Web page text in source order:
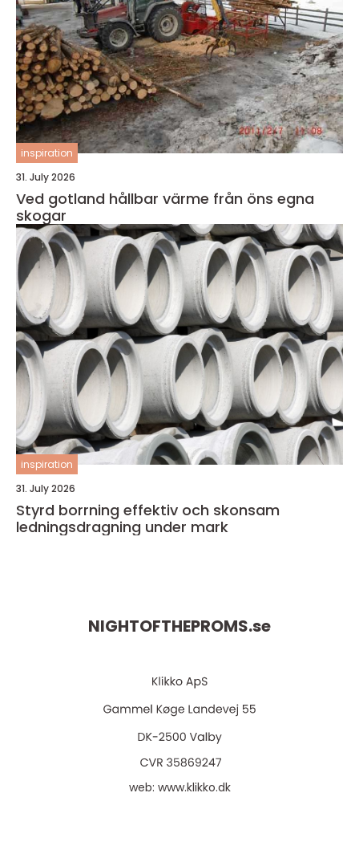
inspiration
31. July 2026
Ved gotland hållbar värme från öns egna
skogar
inspiration
31. July 2026
Styrd borrning effektiv och skonsam
ledningsdragning under mark
NIGHTOFTHEPROMS.se
web: www.klikko.dk